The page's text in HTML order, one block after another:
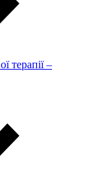
терапії –